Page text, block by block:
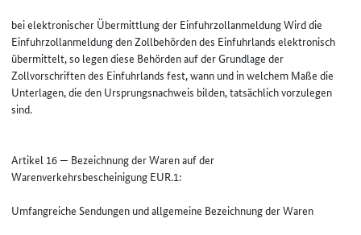
bei elektronischer Übermittlung der Einfuhrzollanmeldung Wird die
Einfuhrzollanmeldung den Zollbehörden des Einfuhrlands elektronisch
übermittelt, so legen diese Behörden auf der Grundlage der
Zollvorschriften des Einfuhrlands fest, wann und in welchem Maße die
Unterlagen, die den Ursprungsnachweis bilden, tatsächlich vorzulegen
sind.
Artikel 16 — Bezeichnung der Waren auf der
Warenverkehrsbescheinigung EUR.1:
Umfangreiche Sendungen und allgemeine Bezeichnung der Waren